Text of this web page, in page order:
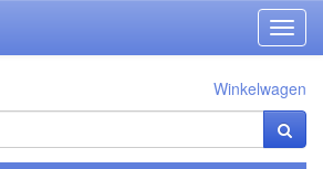
Winkelwagen